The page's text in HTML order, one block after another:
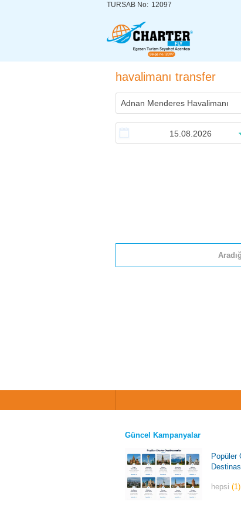
TURSAB No: 12097
havalimanı transfer
Güncel Kampanyalar
Popüler
hepsi(1)